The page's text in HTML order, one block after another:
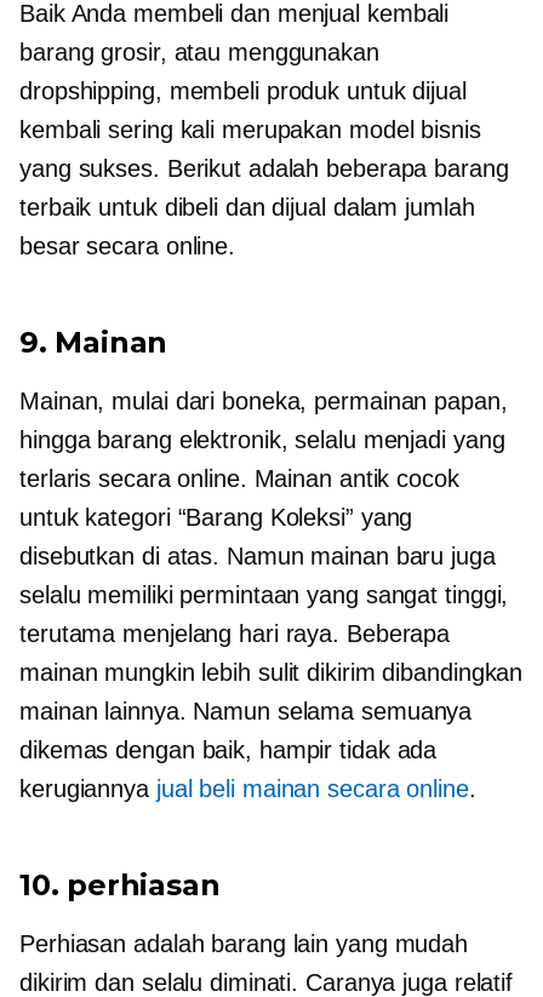
Baik Anda membeli dan menjual kembali
barang grosir, atau menggunakan
dropshipping, membeli produk untuk dijual
kembali sering kali merupakan model bisnis
yang sukses. Berikut adalah beberapa barang
terbaik untuk dibeli dan dijual dalam jumlah
besar secara online.
9. Mainan
Mainan, mulai dari boneka, permainan papan,
hingga barang elektronik, selalu menjadi yang
terlaris secara online. Mainan antik cocok
untuk kategori “Barang Koleksi” yang
disebutkan di atas. Namun mainan baru juga
selalu memiliki permintaan yang sangat tinggi,
terutama menjelang hari raya. Beberapa
mainan mungkin lebih sulit dikirim dibandingkan
mainan lainnya. Namun selama semuanya
dikemas dengan baik, hampir tidak ada
kerugiannya jual beli mainan secara online.
10. perhiasan
Perhiasan adalah barang lain yang mudah
dikirim dan selalu diminati. Caranya juga relatif